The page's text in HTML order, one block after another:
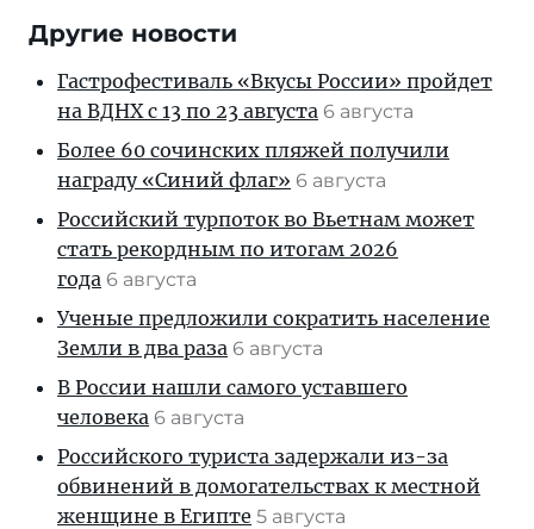
Другие новости
Гастрофестиваль «Вкусы России» пройдет
на ВДНХ с 13 по 23 августа 6 августа
Более 60 сочинских пляжей получили
награду «Синий флаг» 6 августа
Российский турпоток во Вьетнам может
стать рекордным по итогам 2026
года 6 августа
Ученые предложили сократить население
Земли в два раза 6 августа
В России нашли самого уставшего
человека 6 августа
Российского туриста задержали из-за
обвинений в домогательствах к местной
женщине в Египте 5 августа